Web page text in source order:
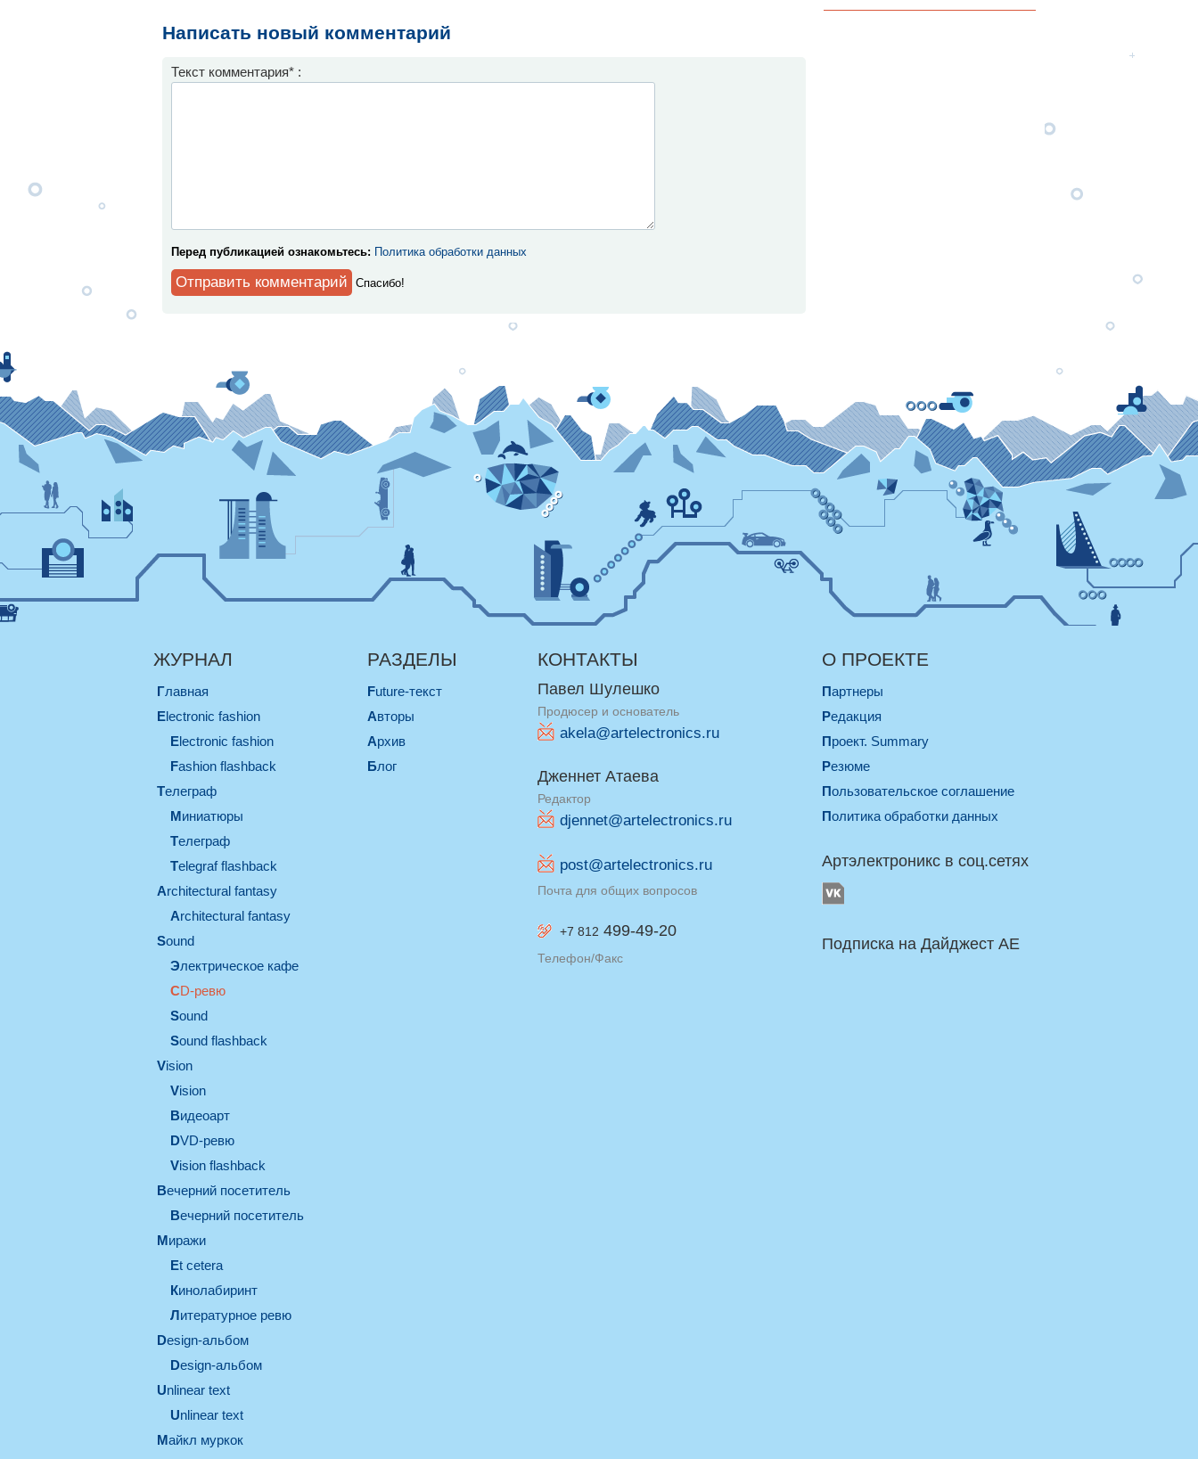
Написать новый комментарий
Текст комментария* :
Перед публикацией ознакомьтесь: Политика обработки данных
Спaсибо!
ЖУРНАЛ
Главная
electronic fashion
electronic fashion
Fashion flashback
телеграф
миниатюры
телеграф
Telegraf flashback
architectural fantasy
architectural fantasy
sound
электрическое кафе
CD-ревю
sound
Sound flashback
vision
vision
видеоарт
DVD-ревю
Vision flashback
вечерний посетитель
вечерний посетитель
миражи
et cetera
кинолабиринт
литературное ревю
design-альбом
design-альбом
unlinear text
Unlinear text
майкл муркок
РАЗДЕЛЫ
Future-текст
Авторы
Архив
Блог
КОНТАКТЫ
Павел Шулешко
Продюсер и основатель
akela@artelectronics.ru
Дженнет Атаева
Редактор
djennet@artelectronics.ru
post@artelectronics.ru
Почта для общих вопросов
+7 812 499-49-20
Телефон/Факс
О ПРОЕКТЕ
Партнеры
Редакция
Проект. Summary
Резюме
Пользовательское соглашение
Политика обработки данных
Артэлектроникс в соц.сетях
Подписка на Дайджест AE